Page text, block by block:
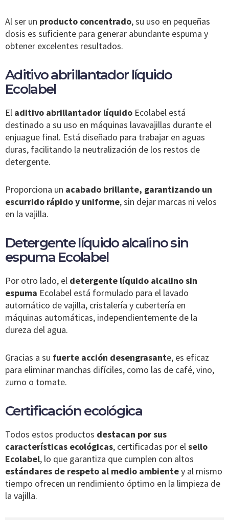
Al ser un producto concentrado, su uso en pequeñas
dosis es suficiente para generar abundante espuma y
obtener excelentes resultados.
Aditivo abrillantador líquido
Ecolabel
El aditivo abrillantador líquido Ecolabel está
destinado a su uso en máquinas lavavajillas durante el
enjuague final. Está diseñado para trabajar en aguas
duras, facilitando la neutralización de los restos de
detergente.
Proporciona un acabado brillante, garantizando un
escurrido rápido y uniforme, sin dejar marcas ni velos
en la vajilla.
Detergente líquido alcalino sin
espuma Ecolabel
Por otro lado, el detergente líquido alcalinosin
espuma Ecolabel está formulado para el lavado
automático de vajilla, cristalería y cubertería en
máquinas automáticas, independientemente de la
dureza del agua.
Gracias a su fuerte acción desengrasante, es eficaz
para eliminar manchas difíciles, como las de café, vino,
zumo o tomate.
Certificación ecológica
Todos estos productos destacan por sus
características ecológicas, certificadas por elsello
Ecolabel, lo que garantiza que cumplen con altos
estándares de respeto al medio ambientey al mismo
tiempo ofrecen un rendimiento óptimo en la limpieza de
la vajilla.